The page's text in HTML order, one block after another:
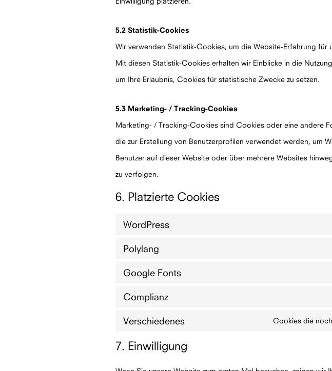
5.2 Statistik-Cookies
Wir verwenden Statistik-Cookies, um die Website-Erfahrung für
Mit diesen Statistik-Cookies erhalten wir Einblicke in die
um Ihre Erlaubnis, Cookies für statistische Zwecke zu setzen.
5.3 Marketing- / Tracking-Cookies
Marketing- / Tracking-Cookies sind Cookies oder eine andere
die zur Erstellung von Benutzerprofilen verwendet werden, um
Benutzer auf dieser Website oder über mehrere Websites
zu verfolgen.
6. Platzierte Cookies
WordPress
Polylang
Google Fonts
Complianz
Verschiedenes Cookies die
7. Einwilligung